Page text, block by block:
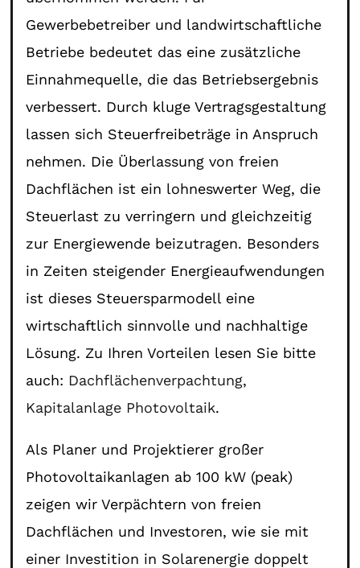
Gewerbebetreiber und landwirtschaftliche
Betriebe bedeutet das eine zusätzliche
Einnahmequelle, die das Betriebsergebnis
verbessert. Durch kluge Vertragsgestaltung
lassen sich Steuerfreibeträge in Anspruch
nehmen. Die Überlassung von freien
Dachflächen ist ein lohneswerter Weg, die
Steuerlast zu verringern und gleichzeitig
zur Energiewende beizutragen. Besonders
in Zeiten steigender Energieaufwendungen
ist dieses Steuersparmodell eine
wirtschaftlich sinnvolle und nachhaltige
Lösung. Zu Ihren Vorteilen lesen Sie bitte
auch: Dachflächenverpachtung,
Kapitalanlage Photovoltaik.
Als Planer und Projektierer großer
Photovoltaikanlagen ab 100 kW (peak)
zeigen wir Verpächtern von freien
Dachflächen und Investoren, wie sie mit
einer Investition in Solarenergie doppelt